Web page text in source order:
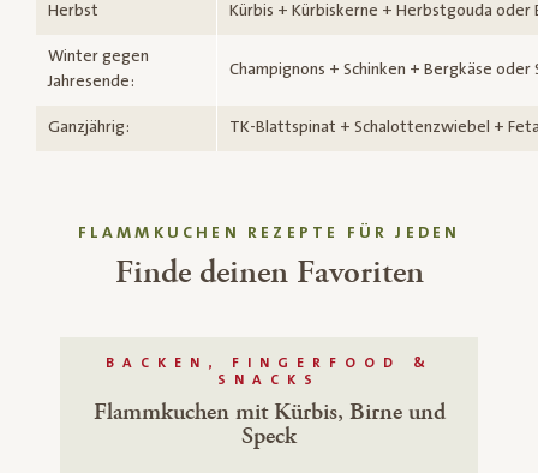
Herbst Kürbis + Kürbiskerne + Herbstgouda oder
Winter gegen
Jahresende:
Champignons + Schinken + Bergkäse
Ganzjährig: TK-Blattspinat + Schalottenzwiebel +
FLAMMKUCHEN REZEPTE FÜR JEDEN
Finde deinen Favoriten
BACKEN, FINGERFOOD &
SNACKS
Flammkuchen mit Kürbis, Birne und
Speck